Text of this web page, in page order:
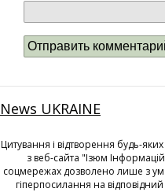
News UKRAINE
Цитування і відтворення будь-яких
з веб-сайта "Ізюм
соцмережах дозволено лише з
гіперпосилання на